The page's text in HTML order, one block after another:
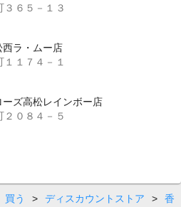
３６５－１３
ラ・ムー店
１７４－１
ズ高松レインボー店
２０８４－５
買う > ディスカウントストア >
香